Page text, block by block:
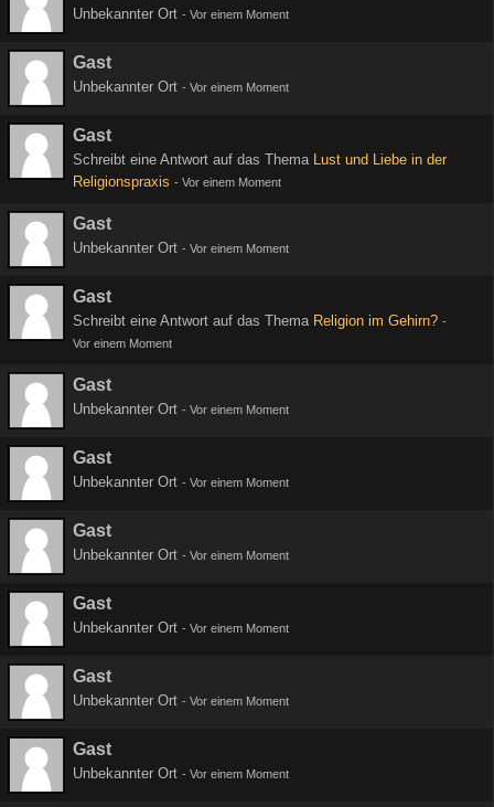
Unbekannter Ort - Vor einem Moment
Gast
Unbekannter Ort - Vor einem Moment
Gast
Schreibt eine Antwort auf das Thema Lust und Liebe in der
Religionspraxis - Vor einem Moment
Gast
Unbekannter Ort - Vor einem Moment
Gast
Schreibt eine Antwort auf das Thema Religion im Gehirn? -
Vor einem Moment
Gast
Unbekannter Ort - Vor einem Moment
Gast
Unbekannter Ort - Vor einem Moment
Gast
Unbekannter Ort - Vor einem Moment
Gast
Unbekannter Ort - Vor einem Moment
Gast
Unbekannter Ort - Vor einem Moment
Gast
Unbekannter Ort - Vor einem Moment